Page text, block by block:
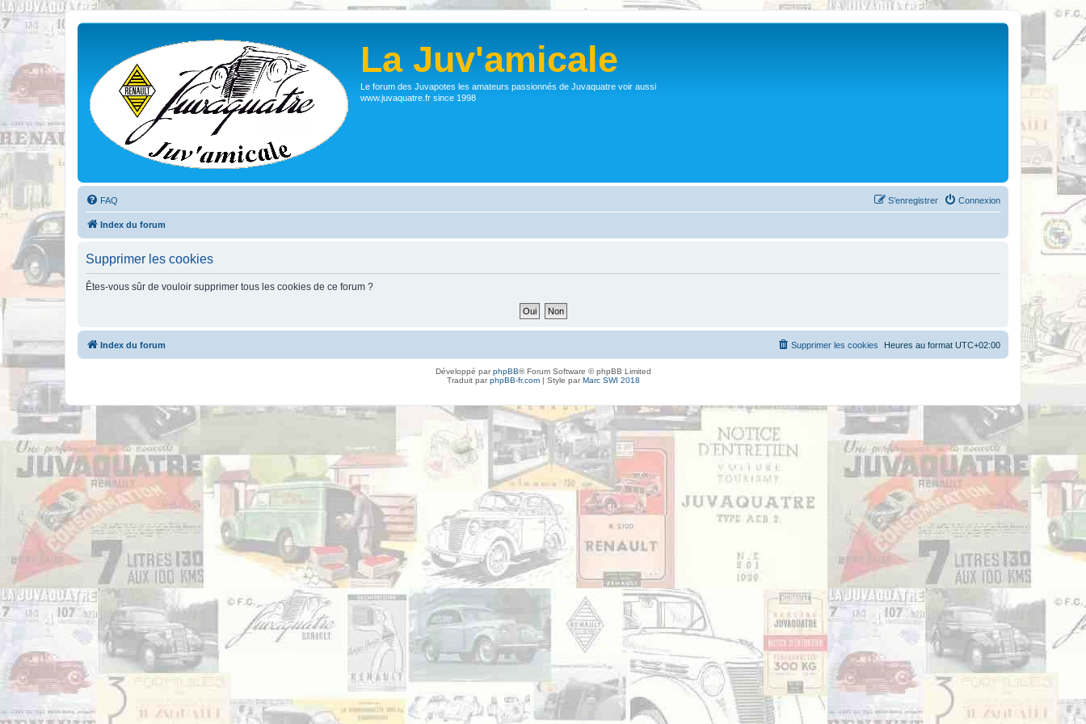
La Juv'amicale
Le forum des Juvapotes les amateurs passionnés de Juvaquatre voir aussi
www.juvaquatre.fr since 1998
FAQ Connexion
S’enregistrer
Index du forum
Supprimer les cookies
Êtes-vous sûr de vouloir supprimer tous les cookies de ce forum ?
Index du forum Heures au format UTC+02:00
Supprimer les cookies
Développé parphpBB® Forum Software © phpBB Limited
Traduit parphpBB-fr.com| Style parMarc SWI 2018